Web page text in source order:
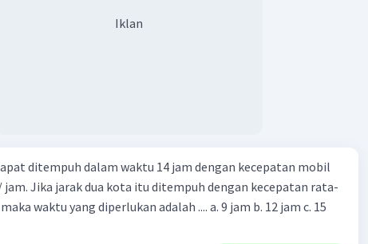
Iklan
ditempuh dalam waktu 14 jam dengan kecepatan mobil
Jika jarak dua kota itu ditempuh dengan kecepatan rata-
yang diperlukan adalah .... a. 9 jam b. 12 jam c. 15